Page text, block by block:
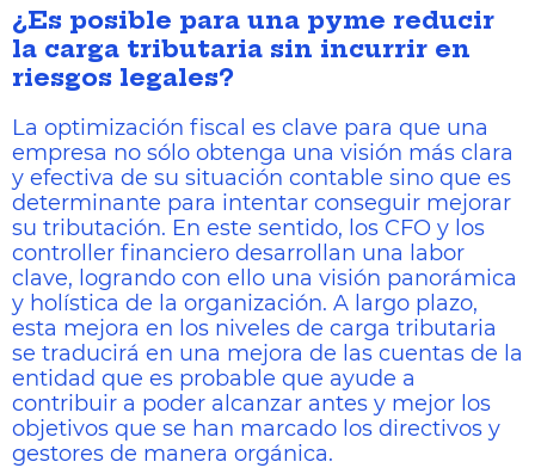
¿Es posible para una pyme reducir
la carga tributaria sin incurrir en
riesgos legales?
La optimización fiscal es clave para que una
empresa no sólo obtenga una visión más clara
y efectiva de su situación contable sino que es
determinante para intentar conseguir mejorar
su tributación. En este sentido, los CFO y los
controller financiero desarrollan una labor
clave, logrando con ello una visión panorámica
y holística de la organización. A largo plazo,
esta mejora en los niveles de carga tributaria
se traducirá en una mejora de las cuentas de la
entidad que es probable que ayude a
contribuir a poder alcanzar antes y mejor los
objetivos que se han marcado los directivos y
gestores de manera orgánica.